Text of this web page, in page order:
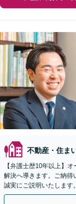
不動産・住ま
【弁護士歴10年以上】
解決へ導きます。ご納得
誠実にご説明いたします
2分】